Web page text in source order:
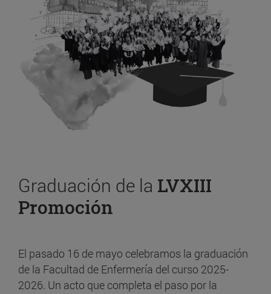
Graduación de la LVXIII
Promoción
El pasado 16 de mayo celebramos la graduación
de la Facultad de Enfermería del curso 2025-
2026. Un acto que completa el paso por la